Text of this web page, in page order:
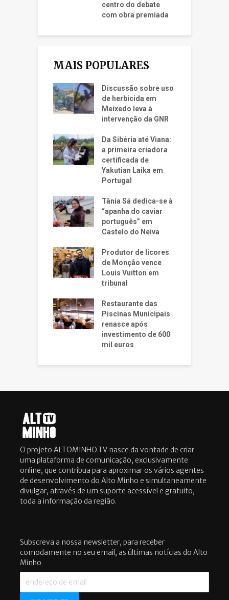
centro do debate
com obra premiada
MAIS POPULARES
Discussão sobre uso
de herbicida em
Meixedo leva à
intervenção da GNR
Da Sibéria até Viana:
a primeira criadora
certificada de
Yakutian Laika em
Portugal
Tânia Sá dedica-se à
“apanha do caviar
português” em
Castelo do Neiva
Produtor de licores
de Monção vence
Louis Vuitton em
tribunal
Restaurante das
Piscinas Municipais
renasce após
investimento de 600
mil euros
O projeto ALTOMINHO.TV nasce da vontade de criar
uma plataforma de comunicação, exclusivamente
online, que contribua para aproximar os vários agentes
de desenvolvimento do Alto Minho e simultaneamente
divulgar, através de um suporte acessível e gratuito,
toda a informação da região.
Subscreva a nossa newsletter, para receber
comodamente no seu email, as últimas notícias do Alto
Minho